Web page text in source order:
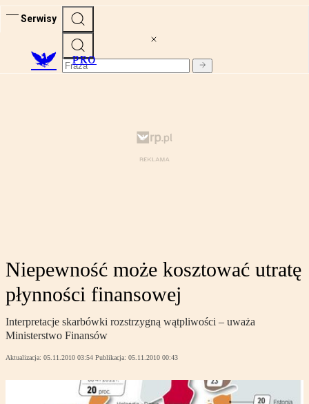
Serwisy
PRO
Niepewność może kosztować utratę
płynności finansowej
Interpretacje skarbówki rozstrzygną wątpliwości – uważa
Ministerstwo Finansów
Aktualizacja: 05.11.2010 03:54 Publikacja: 05.11.2010 00:43